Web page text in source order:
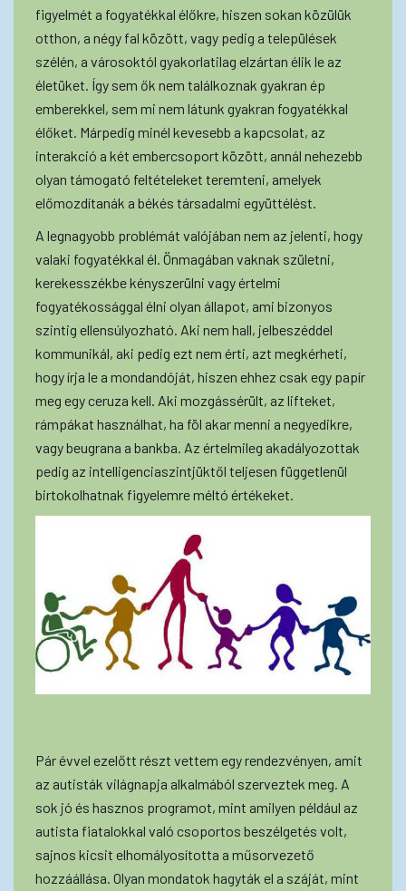
figyelmét a fogyatékkal élőkre, hiszen sokan közülük
otthon, a négy fal között, vagy pedig a települések
szélén, a városoktól gyakorlatilag elzártan élik le az
életüket. Így sem ők nem találkoznak gyakran ép
emberekkel, sem mi nem látunk gyakran fogyatékkal
élőket. Márpedig minél kevesebb a kapcsolat, az
interakció a két embercsoport között, annál nehezebb
olyan támogató feltételeket teremteni, amelyek
előmozdítanák a békés társadalmi együttélést.
A legnagyobb problémát valójában nem az jelenti, hogy
valaki fogyatékkal él. Önmagában vaknak születni,
kerekesszékbe kényszerülni vagy értelmi
fogyatékossággal élni olyan állapot, ami bizonyos
szintig ellensúlyozható. Aki nem hall, jelbeszéddel
kommunikál, aki pedig ezt nem érti, azt megkérheti,
hogy írja le a mondandóját, hiszen ehhez csak egy papír
meg egy ceruza kell. Aki mozgássérült, az lifteket,
rámpákat használhat, ha föl akar menni a negyedikre,
vagy beugrana a bankba. Az értelmileg akadályozottak
pedig az intelligenciaszintjüktől teljesen függetlenül
birtokolhatnak figyelemre méltó értékeket.
Pár évvel ezelőtt részt vettem egy rendezvényen, amit
az autisták világnapja alkalmából szerveztek meg. A
sok jó és hasznos programot, mint amilyen például az
autista fiatalokkal való csoportos beszélgetés volt,
sajnos kicsit elhomályosította a műsorvezető
hozzáállása. Olyan mondatok hagyták el a száját, mint